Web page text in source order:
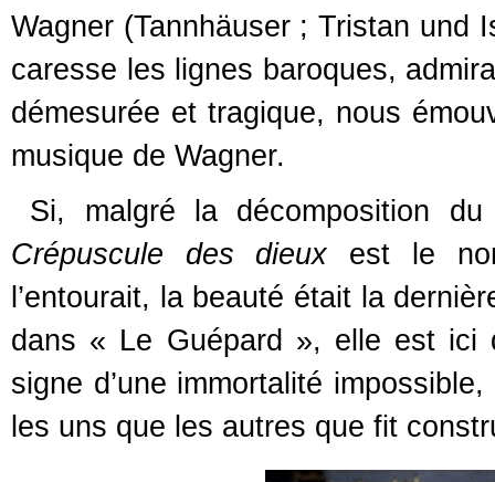
Wagner (Tannhäuser ; Tristan und
caresse les lignes baroques,
démesurée et tragique, nous
musique de Wagner.
Si, malgré la décomposition
Crépuscule des dieux est le
l’entourait, la beauté était la
dans « Le Guépard », elle est ici
signe d’une immortalité
les uns que les autres que fit